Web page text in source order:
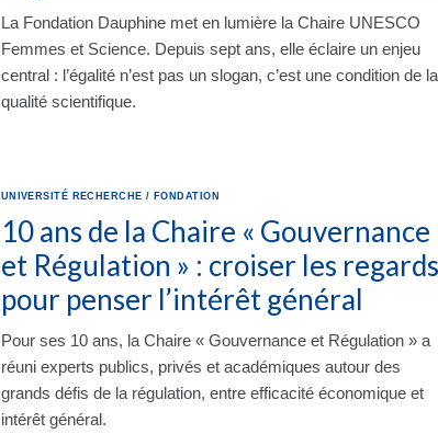
La Fondation Dauphine met en lumière la Chaire UNESCO
Femmes et Science. Depuis sept ans, elle éclaire un enjeu
central : l’égalité n’est pas un slogan, c’est une condition de la
qualité scientifique.
UNIVERSITÉ RECHERCHE / FONDATION
10 ans de la Chaire « Gouvernance
et Régulation » : croiser les regards
pour penser l’intérêt général
Pour ses 10 ans, la Chaire « Gouvernance et Régulation » a
réuni experts publics, privés et académiques autour des
grands défis de la régulation, entre efficacité économique et
intérêt général.